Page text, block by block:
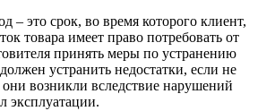
– это срок, во время которого клиент,
товара имеет право потребовать от
принять меры по устранению
устранить недостатки, если не
они возникли вследствие нарушений
эксплуатации.